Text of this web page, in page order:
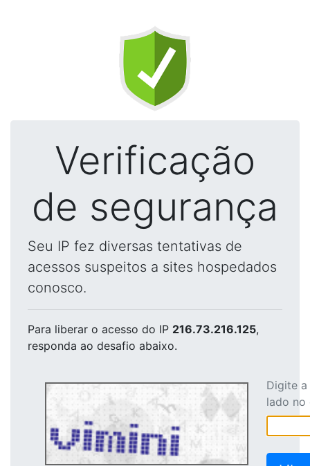
Verificação
de segurança
Seu IP fez diversas tentativas de
acessos suspeitos a sites hospedados
conosco.
Para liberar o acesso do IP 216.73.216.125,
responda ao desafio abaixo.
Digite
lado no